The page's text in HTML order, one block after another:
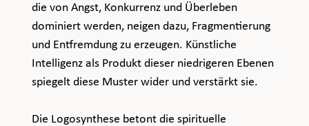
die von Angst, Konkurrenz und Überleben
dominiert werden, neigen dazu, Fragmentierung
und Entfremdung zu erzeugen. Künstliche
Intelligenz als Produkt dieser niedrigeren Ebenen
spiegelt diese Muster wider und verstärkt sie.
Die Logosynthese betont die spirituelle